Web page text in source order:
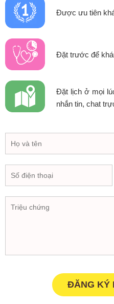
Được ưu tiên
Đặt trước để
Đặt lịch ở mọi
nhắn tin, chat